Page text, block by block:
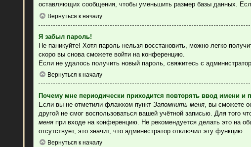
оставляющих сообщения, чтобы уменьшить размер базы данных.
Вернуться к началу
Я забыл пароль!
Не паникуйте! Хотя пароль нельзя восстановить, можно легко
скоро вы снова сможете войти на конференцию.
Если не удалось получить новый пароль, свяжитесь с
Вернуться к началу
Почему мне периодически приходится повторять ввод имени и
Если вы не отметили флажком пунктЗапомнить меня , вы сможете
другой не смог воспользоваться вашей учётной записью. Для
меня при входе на конференцию. Не рекомендуется делать это на
отсутствует, это значит, что администратор отключил эту функцию.
Вернуться к началу